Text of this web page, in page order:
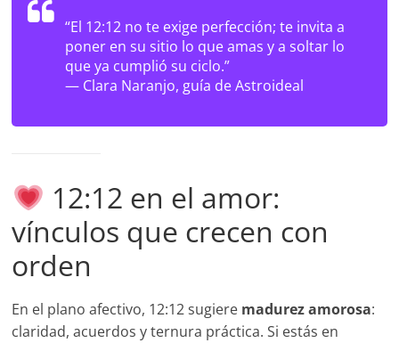
“El 12:12 no te exige perfección; te invita a
poner en su sitio lo que amas y a soltar lo
que ya cumplió su ciclo.”
— Clara Naranjo, guía de Astroideal
12:12 en el amor:
vínculos que crecen con
orden
En el plano afectivo, 12:12 sugiere madurez amorosa:
claridad, acuerdos y ternura práctica. Si estás en